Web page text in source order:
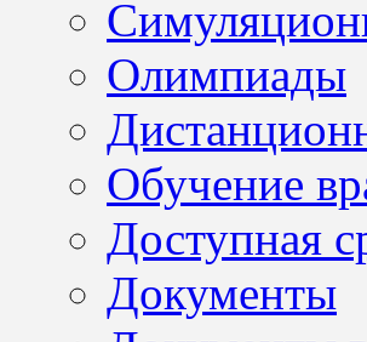
Олимпиады
Обучение
Доступная
Документы